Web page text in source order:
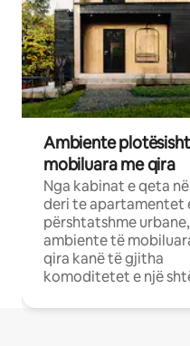
Ambiente
mobiluara me qira
Nga kabinat e qeta
deri te apartamentet
përshtatshme
ambiente të
qira kanë të gjitha
komoditetet e një